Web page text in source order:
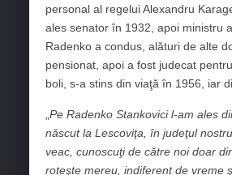
personal al regelui Alexandru
ales senator în 1932, apoi ministru
Radenko a condus, alături de alte
pensionat, apoi a fost judecat
boli, s-a stins din viaţă în 1956, iar
Pe Radenko Stankovici l-am ales
născut la Lescoviţa, în judeţul
veac, cunoscuţi de către noi doar
roteşte mereu, indiferent de vreme